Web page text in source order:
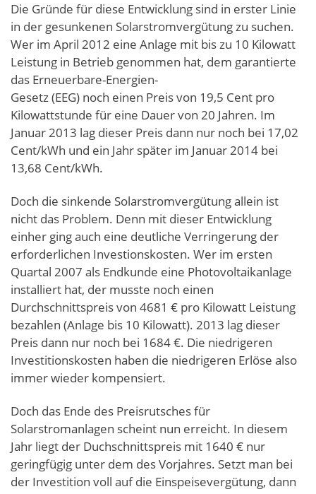
Die Gründe für diese Entwicklung sind in erster Linie
in der gesunkenen Solarstromvergütung zu suchen.
Wer im April 2012 eine Anlage mit bis zu 10 Kilowatt
Leistung in Betrieb genommen hat, dem garantierte
das Erneuerbare-Energien-
Gesetz (EEG) noch einen Preis von 19,5 Cent pro
Kilowattstunde für eine Dauer von 20 Jahren. Im
Januar 2013 lag dieser Preis dann nur noch bei 17,02
Cent/kWh und ein Jahr später im Januar 2014 bei
13,68 Cent/kWh.
Doch die sinkende Solarstromvergütung allein ist
nicht das Problem. Denn mit dieser Entwicklung
einher ging auch eine deutliche Verringerung der
erforderlichen Investionskosten. Wer im ersten
Quartal 2007 als Endkunde eine Photovoltaikanlage
installiert hat, der musste noch einen
Durchschnittspreis von 4681 € pro Kilowatt Leistung
bezahlen (Anlage bis 10 Kilowatt). 2013 lag dieser
Preis dann nur noch bei 1684 €. Die niedrigeren
Investitionskosten haben die niedrigeren Erlöse also
immer wieder kompensiert.
Doch das Ende des Preisrutsches für
Solarstromanlagen scheint nun erreicht. In diesem
Jahr liegt der Duchschnittspreis mit 1640 € nur
geringfügig unter dem des Vorjahres. Setzt man bei
der Investition voll auf die Einspeisevergütung, dann